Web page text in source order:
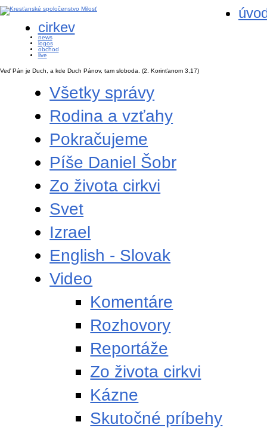
cirkev
news
logos
obchod
live
Veď Pán je Duch, a kde Duch Pánov, tam sloboda. (2. Korinťanom 3,17)
Všetky správy
Rodina a vzťahy
Pokračujeme
Píše Daniel Šobr
Zo života cirkvi
Svet
Izrael
English - Slovak
Video
Komentáre
Rozhovory
Reportáže
Zo života cirkvi
Kázne
Skutočné príbehy